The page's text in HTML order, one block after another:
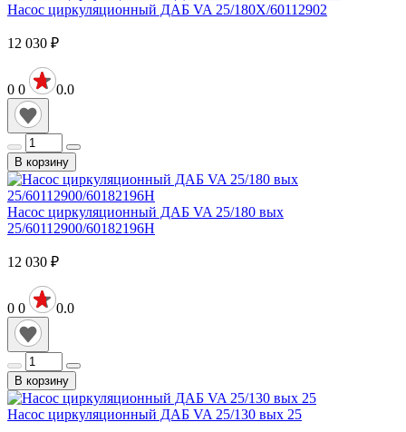
Насос циркуляционный ДАБ VA 25/180X/60112902
12 030 ₽
0 0 0.0
В корзину
Насос циркуляционный ДАБ VA 25/180 вых
25/60112900/60182196H
12 030 ₽
0 0 0.0
В корзину
Насос циркуляционный ДАБ VA 25/130 вых 25